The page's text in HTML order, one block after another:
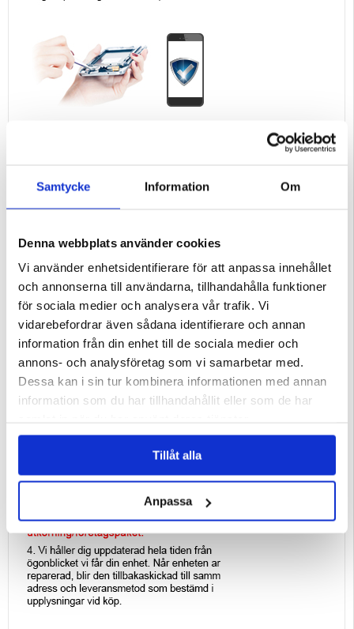
Samtycke Information Om
Denna webbplats använder cookies
Vi använder enhetsidentifierare för att anpassa innehållet
och annonserna till användarna, tillhandahålla funktioner
för sociala medier och analysera vår trafik. Vi
vidarebefordrar även sådana identifierare och annan
information från din enhet till de sociala medier och
annons- och analysföretag som vi samarbetar med.
Dessa kan i sin tur kombinera informationen med annan
information som du har tillhandahållit eller som de har
Tillåt alla
Anpassa